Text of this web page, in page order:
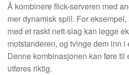
Å kombinere flick-serveren med
mer dynamisk spill. For
med et raskt nett-slag kan legge
motstanderen, og tvinge dem inn
Denne kombinasjonen kan føre til
utføres riktig.